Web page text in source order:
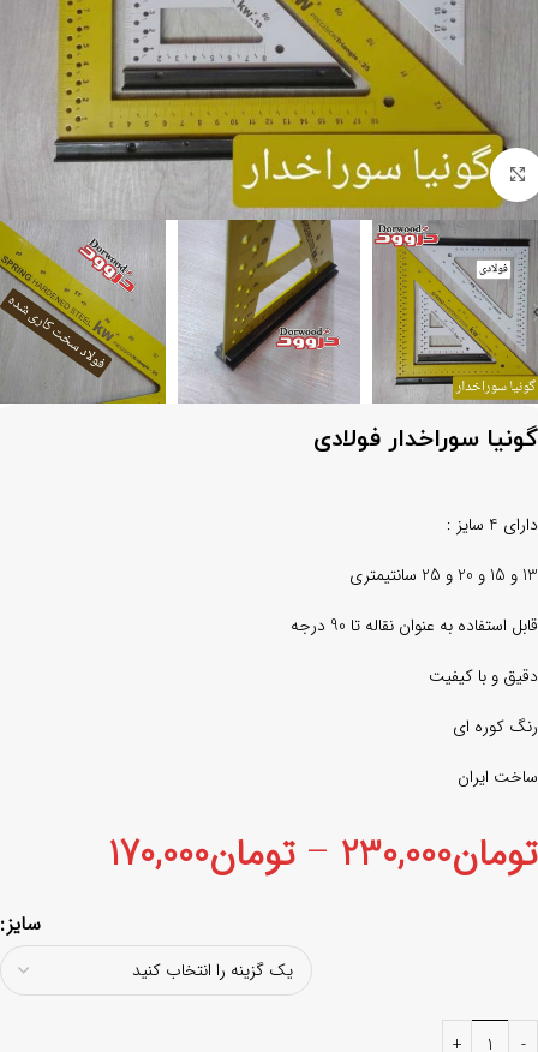
برای بزرگنمایی کلیک کنید
گونیا سوراخدار فولادی
دارای 4 سایز :
13 و 15 و 20 و 25 سانتیمتری
قابل استفاده به عنوان نقاله تا 90 درجه
دقیق و با کیفیت
رنگ کوره ای
ساخت ایران
تومان230,000
– تومان170,000
سایز